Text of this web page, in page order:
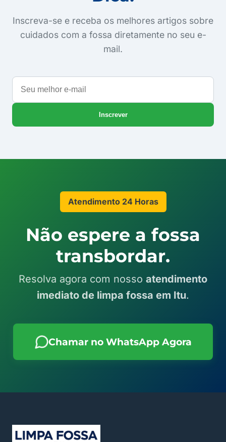
Inscreva-se e receba os melhores artigos sobre
cuidados com a fossa diretamente no seu e-
mail.
Seu
melhor
e-
Inscrever
Atendimento 24 Horas
Não espere a fossa
transbordar.
Resolva agora com nosso atendimento
imediato de limpa fossa em Itu.
Chamar no WhatsApp Agora